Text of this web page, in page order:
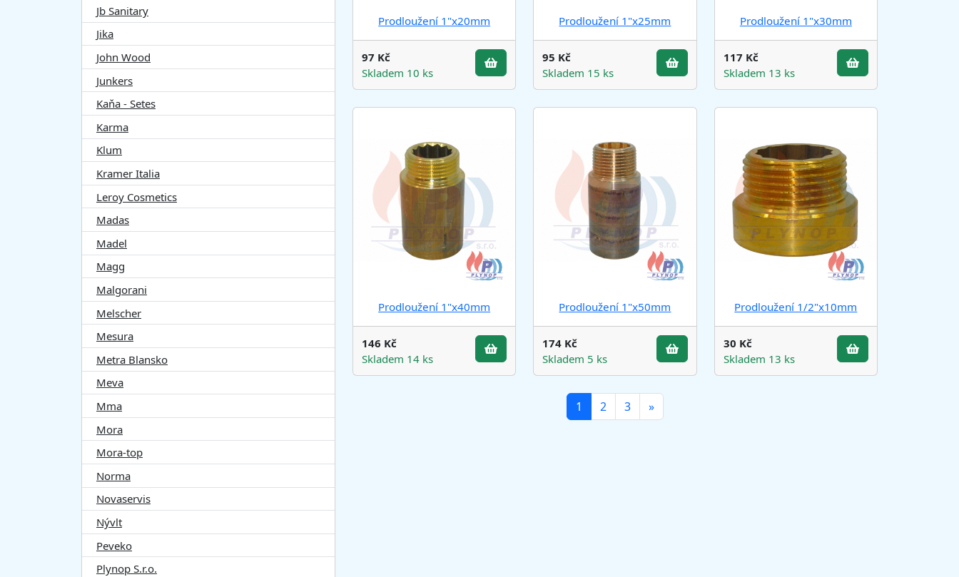
Jb Sanitary
Jika
John Wood
Junkers
Kaňa - Setes
Karma
Klum
Kramer Italia
Leroy Cosmetics
Madas
Madel
Magg
Malgorani
Melscher
Mesura
Metra Blansko
Meva
Mma
Mora
Mora-top
Norma
Novaservis
Nývlt
Peveko
Plynop S.r.o.
Prodloužení 1"x20mm
97 Kč
Skladem 10 ks
Prodloužení 1"x25mm
95 Kč
Skladem 15 ks
Prodloužení 1"x30mm
117 Kč
Skladem 13 ks
Prodloužení 1"x40mm
146 Kč
Skladem 14 ks
Prodloužení 1"x50mm
174 Kč
Skladem 5 ks
Prodloužení 1/2"x10mm
30 Kč
Skladem 13 ks
1 (current)
2 3 »